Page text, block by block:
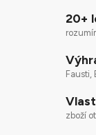
20+
Fausti,
zboží